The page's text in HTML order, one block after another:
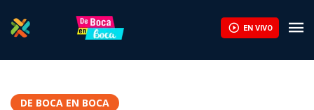
EN VIVO
DE BOCA EN BOCA